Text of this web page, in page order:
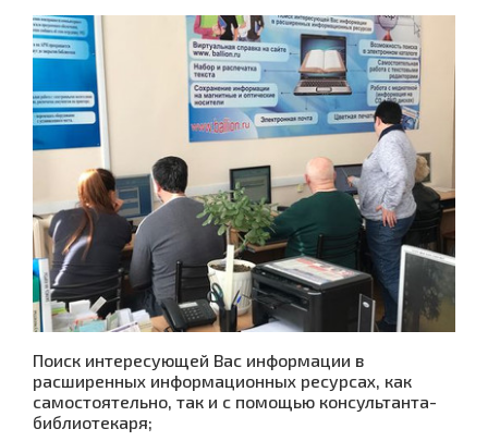
Поиск интересующей Вас информации в
расширенных информационных ресурсах, как
самостоятельно, так и с помощью консультанта-
библиотекаря;